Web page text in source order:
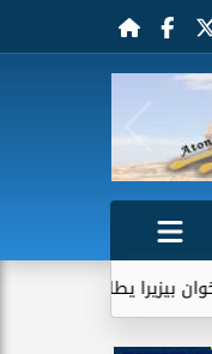
يطلب الرحيل عن